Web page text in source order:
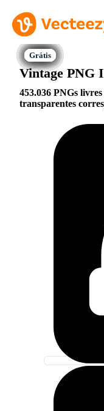
Vintage PNG
453.036 PNGs
transparentes